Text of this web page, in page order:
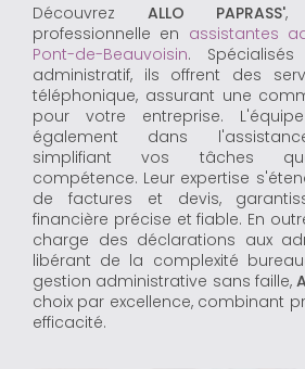
Découvrez ALLO PAPRASS',
professionnelle en assistantes
Pont-de-Beauvoisin.
administratif, ils offrent des
téléphonique, assurant une
pour votre entreprise.
également dans
simplifiant vos tâches
compétence. Leur expertise
de factures et devis,
financière précise et fiable. En
charge des déclarations aux
libérant de la complexité
gestion administrative sans faille,
choix par excellence, combinant
efficacité.